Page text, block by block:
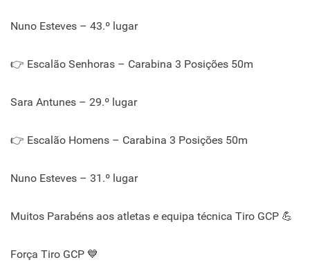
Nuno Esteves – 43.º lugar
👉 Escalão Senhoras – Carabina 3 Posições 50m
Sara Antunes – 29.º lugar
👉 Escalão Homens – Carabina 3 Posições 50m
Nuno Esteves – 31.º lugar
Muitos Parabéns aos atletas e equipa técnica Tiro GCP 💪
Força Tiro GCP 💙